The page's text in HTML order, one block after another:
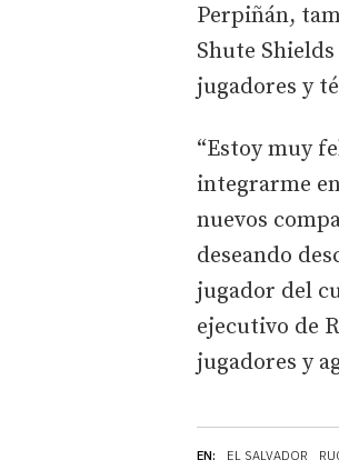
EN: EL SALVADOR
Perpiñán,
Shute
jugadores y
“Estoy muy
integrarme
nuevos
deseando
jugador del
ejecutivo de
jugadores y